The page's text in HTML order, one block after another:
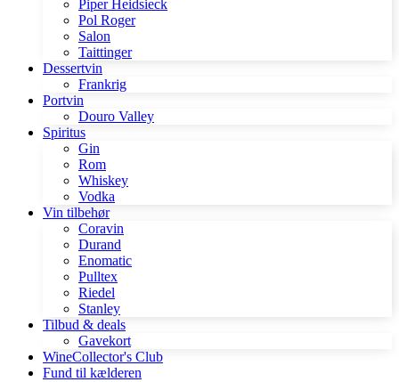
Piper Heidsieck
Pol Roger
Salon
Taittinger
Dessertvin
Frankrig
Portvin
Douro Valley
Spiritus
Gin
Rom
Whiskey
Vodka
Vin tilbehør
Coravin
Durand
Enomatic
Pulltex
Riedel
Stanley
Tilbud & deals
Gavekort
WineCollector's Club
Fund til kælderen